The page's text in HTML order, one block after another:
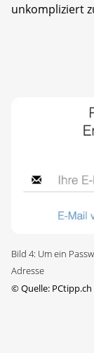
unkompliziert
Bild 4: Um ein
Adresse
©Quelle: PCtipp.ch